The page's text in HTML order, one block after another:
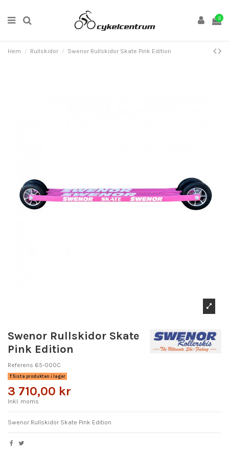
0
Hem Rullskidor Swenor Rullskidor Skate Pink Edition
Swenor Rullskidor Skate
Pink Edition
Referens 65-000C
Sista produkten i lager
3 710,00 kr
Inkl. moms
Swenor Rullskidor Skate Pink Edition